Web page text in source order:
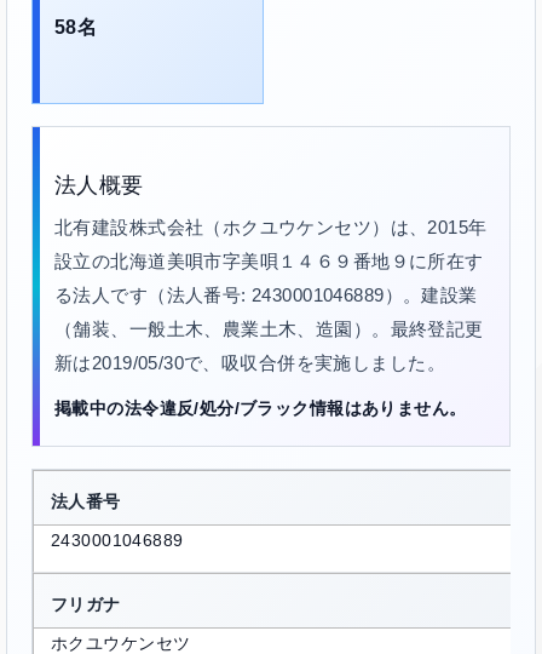
58名
法人概要
北有建設株式会社（ホクユウケンセツ）は、2015年
設立の北海道美唄市字美唄１４６９番地９に所在す
る法人です（法人番号: 2430001046889）。建設業
（舗装、一般土木、農業土木、造園）。最終登記更
新は2019/05/30で、吸収合併を実施しました。
掲載中の法令違反/処分/ブラック情報はありません。
法人番号
2430001046889
フリガナ
ホクユウケンセツ